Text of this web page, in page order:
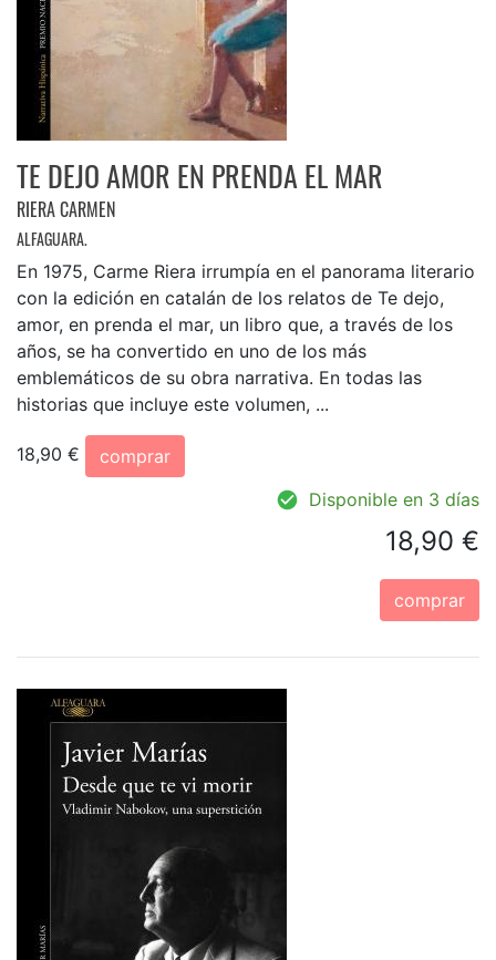
TE DEJO AMOR EN PRENDA EL MAR
RIERA CARMEN
ALFAGUARA.
En 1975, Carme Riera irrumpía en el panorama literario
con la edición en catalán de los relatos de Te dejo,
amor, en prenda el mar, un libro que, a través de los
años, se ha convertido en uno de los más
emblemáticos de su obra narrativa. En todas las
historias que incluye este volumen, ...
18,90 €
comprar
Disponible en 3 días
18,90 €
comprar